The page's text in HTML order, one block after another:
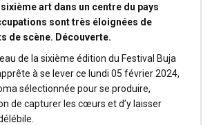
art dans un centre du pays
sont très éloignées de
de scène. Découverte.
de la sixième édition du Festival Buja
à se lever ce lundi 05 février 2024,
sélectionnée pour se produire,
de capturer les cœurs et d’y laisser